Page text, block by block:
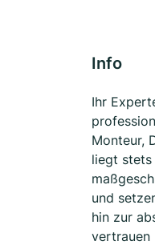
Info
Ihr
Monteur,
liegt stets
und
hin zur
vertrauen